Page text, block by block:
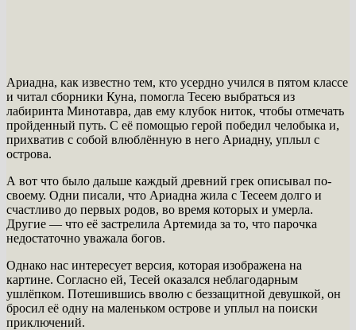
Ариадна, как известно тем, кто усердно учился в пятом классе
и читал сборники Куна, помогла Тесею выбраться из
лабиринта Минотавра, дав ему клубок ниток, чтобы отмечать
пройденный путь. С её помощью герой победил челобыка и,
прихватив с собой влюблённую в него Ариадну, уплыл с
острова.
А вот что было дальше каждый древний грек описывал по-
своему. Одни писали, что Ариадна жила с Тесеем долго и
счастливо до первых родов, во время которых и умерла.
Другие — что её застрелила Артемида за то, что парочка
недостаточно уважала богов.
Однако нас интересует версия, которая изображена на
картине. Согласно ей, Тесей оказался неблагодарным
ушлёпком. Потешившись вволю с беззащитной девушкой, он
бросил её одну на маленьком острове и уплыл на поиски
приключений.